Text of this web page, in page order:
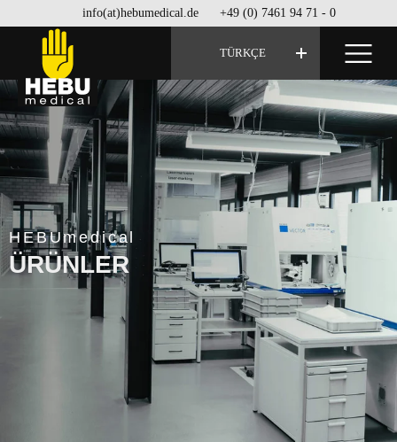
info(at)hebumedical.de +49 (0) 7461 94 71 - 0
TÜRKÇE
HEBUmedical
ÜRÜNLER